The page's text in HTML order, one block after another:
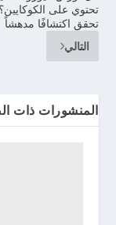
تحتوي على
تحقق اكتشافًا مدهشاً
التالي
المنشورات ذات